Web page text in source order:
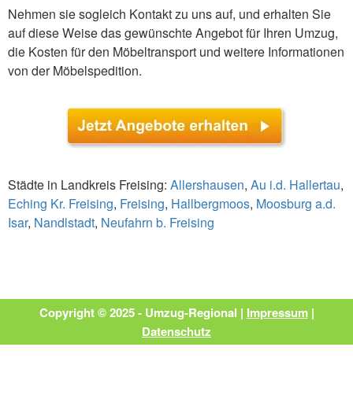
Nehmen sie sogleich Kontakt zu uns auf, und erhalten Sie
auf diese Weise das gewünschte Angebot für Ihren Umzug,
die Kosten für den Möbeltransport und weitere Informationen
von der Möbelspedition.
Städte in Landkreis Freising: Allershausen, Au i.d. Hallertau,
Eching Kr. Freising, Freising, Hallbergmoos, Moosburg a.d.
Isar, Nandlstadt, Neufahrn b. Freising
Copyright © 2025 - Umzug-Regional | Impressum|
Datenschutz